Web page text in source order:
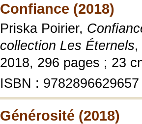
Confiance (2018)
Priska Poirier,
collection Les Éternels,
2018, 296 pages ; 23
ISBN : 9782896629657
Générosité (2018)